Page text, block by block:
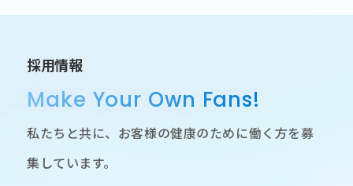
採用情報
Make Your Own Fans!
私たちと共に、お客様の健康のために働く方を募
集しています。